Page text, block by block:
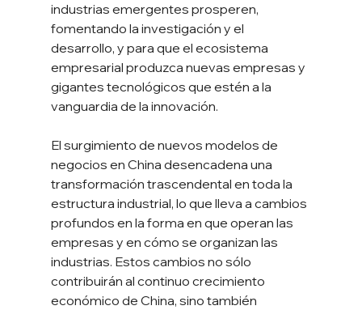
industrias emergentes prosperen,
fomentando la investigación y el
desarrollo, y para que el ecosistema
empresarial produzca nuevas empresas y
gigantes tecnológicos que estén a la
vanguardia de la innovación.
El surgimiento de nuevos modelos de
negocios en China desencadena una
transformación trascendental en toda la
estructura industrial, lo que lleva a cambios
profundos en la forma en que operan las
empresas y en cómo se organizan las
industrias. Estos cambios no sólo
contribuirán al continuo crecimiento
económico de China, sino también